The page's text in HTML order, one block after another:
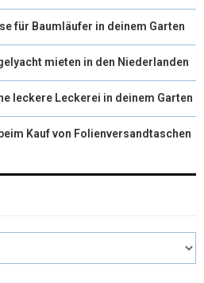
für Baumläufer in deinem Garten
mieten in den Niederlanden
leckere Leckerei in deinem Garten
Kauf von Folienversandtaschen